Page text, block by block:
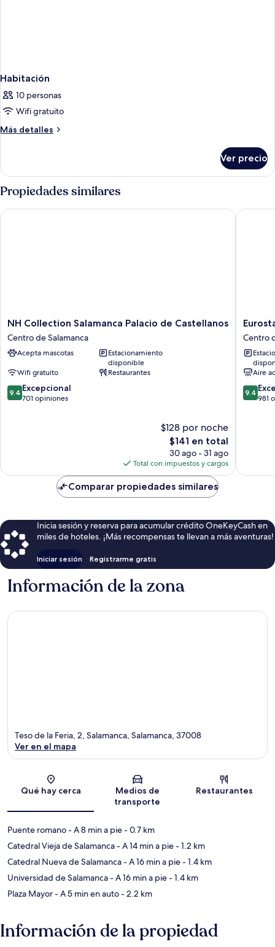
Habitación
10 personas
Wifi gratuito
Más detalles
Más
Ver precio
Propiedades similares
NH
Collection
Salamanca
Palacio
Castellanos
Centro
de
NH Collection Salamanca Palacio de Castellanos
Centro de Salamanca
Acepta mascotas
Estacionamiento
disponible
Wifi gratuito
Restaurantes
9.4
de
9.4 Excepcional
701 opiniones
$128 por noche
El
precio
actual
es
de
$141
$141 en total
30 ago - 31 ago
Total con impuestos y cargos
NH Collection Salamanca Palacio de Castellanos
Las
Claras
Centro
de
Centro
Aire
9.4
de
9.4
981
Comparar propiedades similares
Inicia sesión y reserva para acumular crédito OneKeyCash en
miles de hoteles. ¡Más recompensas te llevan a más aventuras!
Iniciar sesión Registrarme gratis
Información de la zona
Sección del mapa
Teso de la Feria, 2, Salamanca, Salamanca, 37008
Ver en el mapa
Qué hay cerca
Medios de
transporte
Restaurantes
Puente romano- A 8 min a pie- 0.7 km
Catedral Vieja de Salamanca- A 14 min a pie- 1.2 km
Catedral Nueva de Salamanca- A 16 min a pie- 1.4 km
Universidad de Salamanca- A 16 min a pie- 1.4 km
Plaza Mayor- A 5 min en auto- 2.2 km
Información de la propiedad